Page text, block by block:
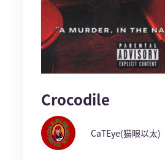
Crocodile
CaTEye(猫眼以太)